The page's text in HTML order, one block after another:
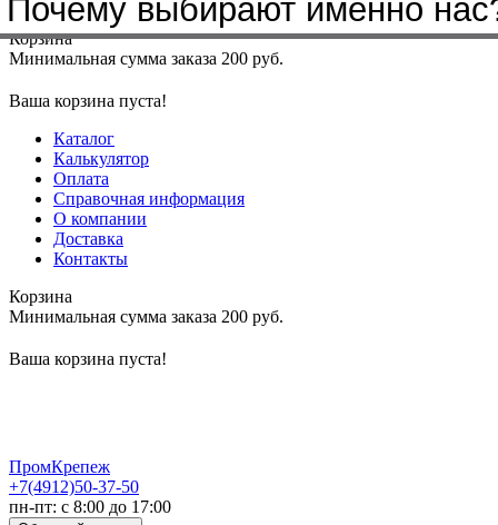
Меню+7(4912)50-37-50sbit@krep62.ru
Корзина
Минимальная сумма заказа 200 руб.
Ваша корзина пуста!
Каталог
Калькулятор
Оплата
Справочная информация
О компании
Доставка
Контакты
Корзина
Минимальная сумма заказа 200 руб.
Ваша корзина пуста!
ПромКрепеж
+7(4912)50-37-50
пн-пт: с 8:00 до 17:00
Почему выбирают именно